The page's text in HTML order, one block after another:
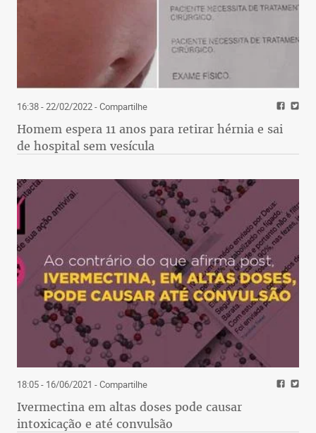
16:38 - 22/02/2022- Compartilhe
Homem espera 11 anos para retirar hérnia e sai
de hospital sem vesícula
18:05 - 16/06/2021 - Compartilhe
Ivermectina em altas doses pode causar
intoxicação e até convulsão